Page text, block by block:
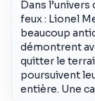
Dans
feux : Lionel
beaucoup
démontrent
quitter le
poursuivent
entière. Une